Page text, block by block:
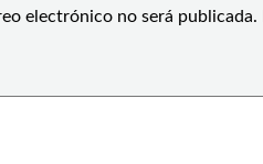
electrónico no será publicada.